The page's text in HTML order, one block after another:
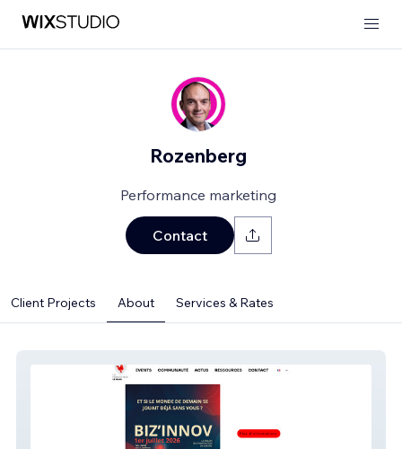
Rozenberg
Performance marketing
Contact
Client Projects About Services & Rates